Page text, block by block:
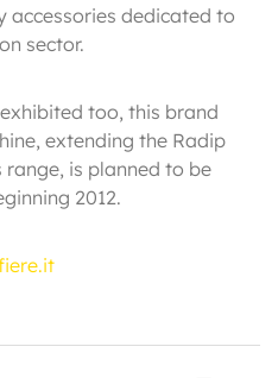
accessories dedicated to
sector.
too, this brand
extending the Radip
range, is planned to be
2012.